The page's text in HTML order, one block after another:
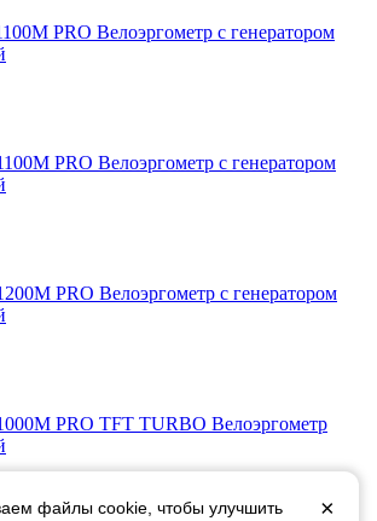
PRO Велоэргометр с генератором
PRO Велоэргометр с генератором
PRO Велоэргометр с генератором
PRO TFT TURBO Велоэргометр
×
файлы cookie, чтобы улучшить